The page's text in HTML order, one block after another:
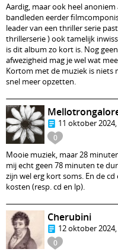
Aardig, maar ook heel
bandleden eerder
leader van een thriller serie
thrillerserie ) ook tamelijk
is dit album zo kort is. Nog
afwezigheid mag je wel wat
Kortom met de muziek is niets
snel meer opzetten.
0
11 oktober
Mooie muziek, maar 28
mij echt geen 78 minuten te
zijn wel erg kort soms. En de
kosten (resp. cd en lp).
0
Cherubini
12 oktober